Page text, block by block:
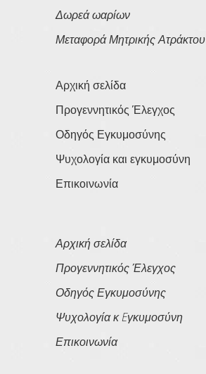
Δωρεά ωαρίων
Μεταφορά Μητρικής Ατράκτου
Αρχική σελίδα
Προγεννητικός Έλεγχος
Οδηγός Εγκυμοσύνης
Ψυχολογία και εγκυμοσύνη
Επικοινωνία
Αρχική σελίδα
Προγεννητικός Έλεγχος
Οδηγός Εγκυμοσύνης
Ψυχολογία κ Eγκυμοσύνη
Επικοινωνία